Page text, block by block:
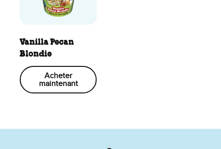
Vanilla Pecan
Blondie
Acheter
maintenant